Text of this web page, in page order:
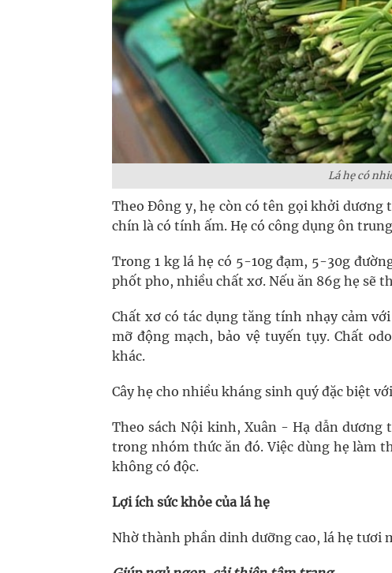
Lá hẹ có
Theo Đông y, hẹ còn có tên gọi khởi dương
chín là có tính ấm. Hẹ có công dụng ôn
Trong 1 kg lá hẹ có 5-10g đạm, 5-30g
phốt pho, nhiều chất xơ. Nếu ăn 86g hẹ sẽ
Chất xơ có tác dụng tăng tính nhạy cảm
mỡ động mạch, bảo vệ tuyến tụy. Chất
khác.
Cây hẹ cho nhiều kháng sinh quý đặc biệt
Theo sách Nội kinh, Xuân - Hạ dẫn dương
trong nhóm thức ăn đó. Việc dùng hẹ làm
không có độc.
Lợi ích sức khỏe của lá hẹ
Nhờ thành phần dinh dưỡng cao, lá hẹ tươi